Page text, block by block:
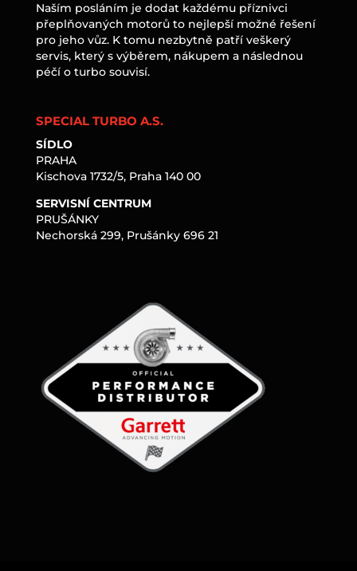
Naším posláním je dodat každému příznivci
přeplňovaných motorů to nejlepší možné řešení
pro jeho vůz. K tomu nezbytně patří veškerý
servis, který s výběrem, nákupem a následnou
péčí o turbo souvisí.
SPECIAL TURBO A.S.
SÍDLO
PRAHA
Kischova 1732/5, Praha 140 00
SERVISNÍ CENTRUM
PRUŠÁNKY
Nechorská 299, Prušánky 696 21